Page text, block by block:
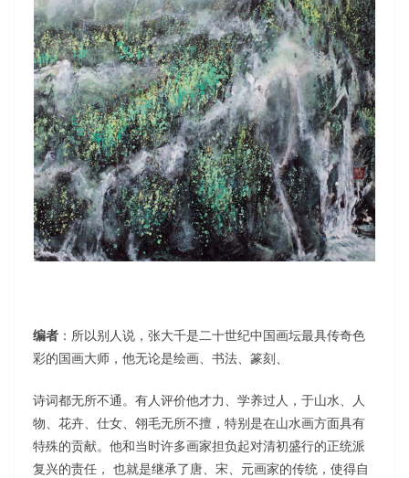
编者 ：所以别人说，张大千是二十世纪中国画坛最具传奇色
彩的国画大师，他无论是绘画、书法、篆刻、
诗词都无所不通。有人评价他才力、学养过人，于山水、人
物、花卉、仕女、翎毛无所不擅，特别是在山水画方面具有
特殊的贡献。他和当时许多画家担负起对清初盛行的正统派
复兴的责任， 也就是继承了唐、宋、元画家的传统，使得自